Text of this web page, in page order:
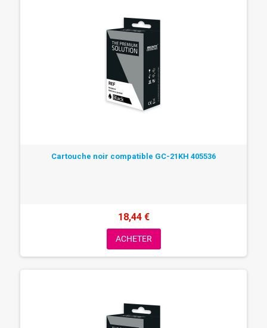
Cartouche noir compatible GC-21KH 405536
18,44 €
ACHETER